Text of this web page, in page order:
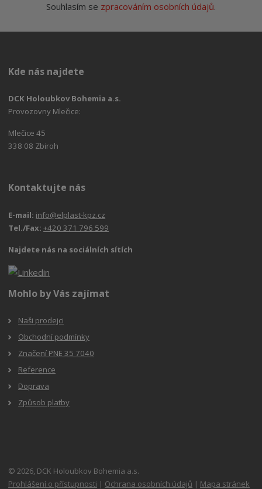
Souhlasím se zpracováním osobních údajů.
Kde nás najdete
DCK Holoubkov Bohemia a.s.
Provozovny Mlečice:
Mlečice 45
338 08 Zbiroh
Kontaktujte nás
E-mail: info@elplast-kpz.cz
Tel./Fax:+420 371 796 599
Najdete nás na sociálních sítích
Mohlo by Vás zajímat
Naši prodejci
Obchodní podmínky
Značení PNE 35 7040
Reference
Doprava
Způsob platby
© 2026, DCK Holoubkov Bohemia a.s.
Prohlášení o přístupnosti | Ochrana osobních údajů | Mapa stránek